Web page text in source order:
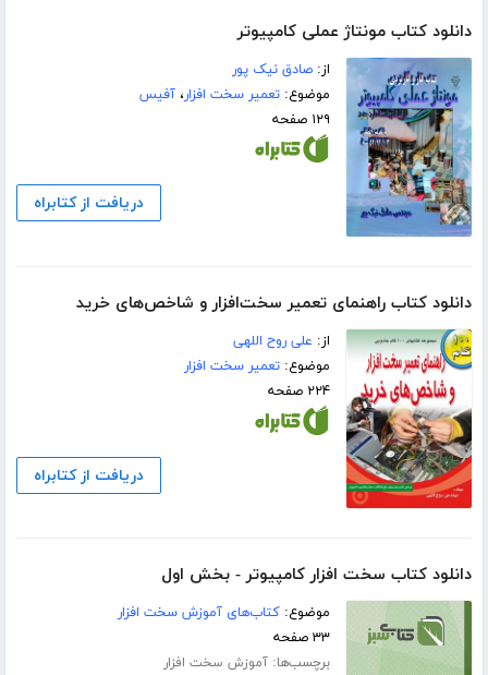
دانلود کتاب مونتاژ عملی کامپیوتر
از:صادق نیک پور
موضوع:تعمیر سخت افزار،آفیس
۱۲۹ صفحه
دریافت از کتابراه
دانلود کتاب راهنمای تعمیر سخت‌‌‌‌افزار و شاخص‌های خرید
از: علی روح اللهی
موضوع:تعمیر سخت افزار
۲۲۴ صفحه
دریافت از کتابراه
دانلود کتاب سخت افزار کامپیوتر - بخش اول
موضوع:کتاب‌های آموزش سخت افزار
۳۳ صفحه
برچسب‌ها:آموزش سخت افزار